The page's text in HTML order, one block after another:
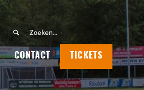
CONTACT TICKETS